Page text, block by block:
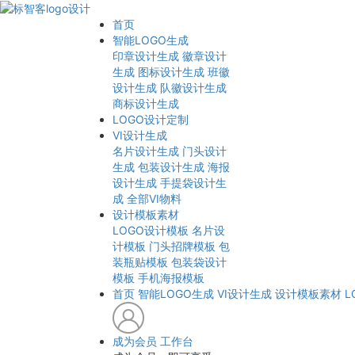
首页
智能LOGO生成
印章设计生成 徽章设计
生成 图标设计生成 班徽
设计生成 队徽设计生成
商标设计生成
LOGO设计定制
VI设计生成
名片设计生成 门头设计
生成 包装设计生成 海报
设计生成 手提袋设计生
成 全部VI物料
设计模板素材
LOGO设计模板 名片设
计模板 门头招牌模板 包
装瓶贴模板 包装袋设计
模板 手机海报模板
首页 智能LOGO生成 VI设计生成 设计模板素材
成为会员 工作台